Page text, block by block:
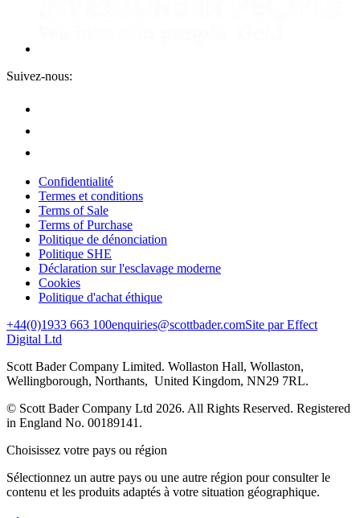
Suivez-nous:
Confidentialité
Termes et conditions
Terms of Sale
Terms of Purchase
Politique de dénonciation
Politique SHE
Déclaration sur l'esclavage moderne
Cookies
Politique d'achat éthique
+44(0)1933 663 100enquiries@scottbader.comSite par Effect
Digital Ltd
Scott Bader Company Limited. Wollaston Hall, Wollaston,
Wellingborough, Northants, United Kingdom, NN29 7RL.
© Scott Bader Company Ltd 2026. All Rights Reserved. Registered
in England No. 00189141.
Choisissez votre pays ou région
Sélectionnez un autre pays ou une autre région pour consulter le
contenu et les produits adaptés à votre situation géographique.